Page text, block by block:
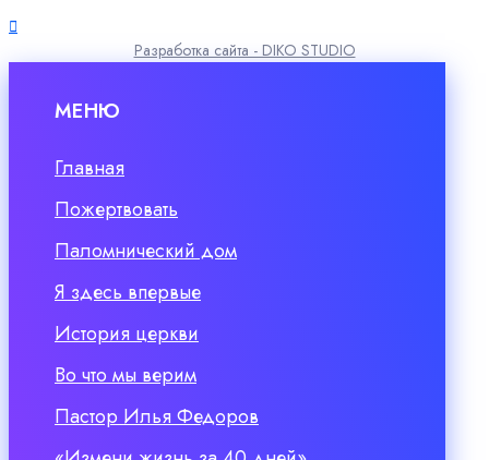
Разработка сайта - DIKO STUDIO
МЕНЮ
Главная
Пожертвовать
Паломнический дом
Я здесь впервые
История церкви
Во что мы верим
Пастор Илья Федоров